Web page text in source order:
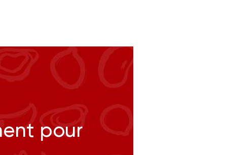
pour